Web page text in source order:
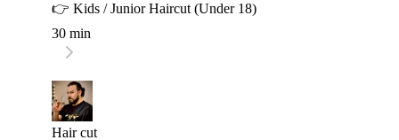
👉 Kids / Junior Haircut (Under 18)
30 min
Hair cut